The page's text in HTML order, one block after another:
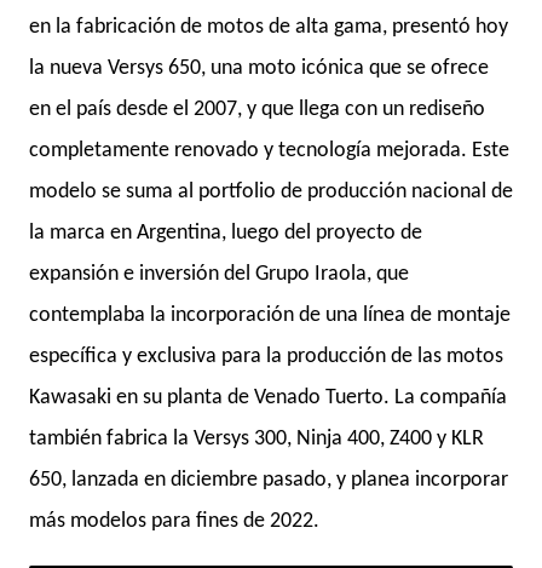
en la fabricación de motos de alta gama, presentó hoy
la nueva Versys 650, una moto icónica que se ofrece
en el país desde el 2007, y que llega con un rediseño
completamente renovado y tecnología mejorada. Este
modelo se suma al portfolio de producción nacional de
la marca en Argentina, luego del proyecto de
expansión e inversión del Grupo Iraola, que
contemplaba la incorporación de una línea de montaje
específica y exclusiva para la producción de las motos
Kawasaki en su planta de Venado Tuerto. La compañía
también fabrica la Versys 300, Ninja 400, Z400 y KLR
650, lanzada en diciembre pasado, y planea incorporar
más modelos para fines de 2022.